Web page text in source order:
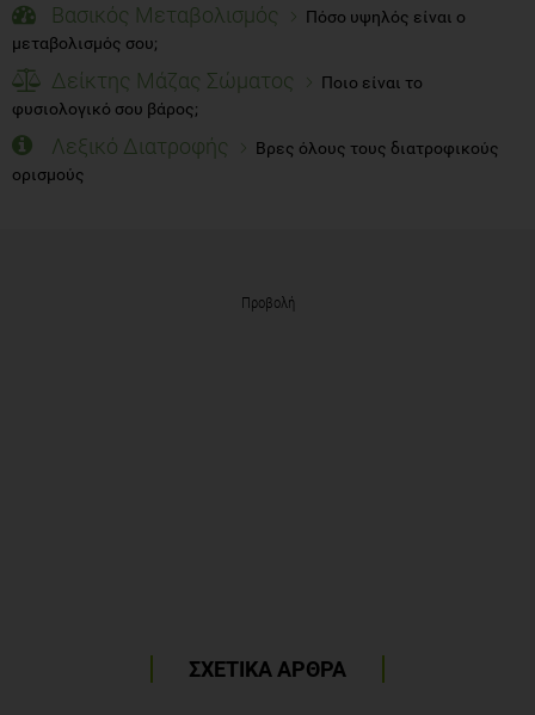
Βασικός Μεταβολισμός
Πόσο υψηλός είναι ο
μεταβολισμός σου;
Δείκτης Μάζας Σώματος
Ποιο είναι το
φυσιολογικό σου βάρος;
Λεξικό Διατροφής
Βρες όλους τους διατροφικούς
ορισμούς
Προβολή
ΣΧΕΤΙΚΑ ΑΡΘΡΑ